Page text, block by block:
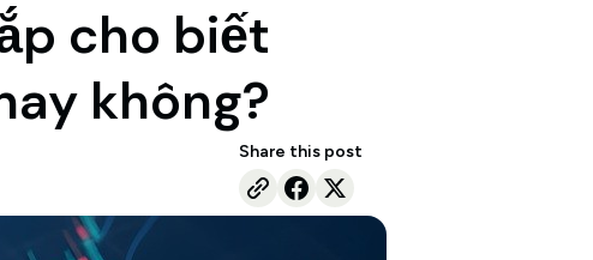
cho biết
không?
Share this post